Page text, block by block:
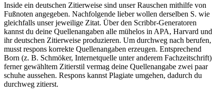
Inside ein deutschen Zitierweise sind unser Rauschen mithilfe von
Fußnoten angegeben. Nachfolgende lieber wollen derselben S. wie
gleichfalls unser jeweilige Zitat. Über den Scribbr-Generatoren
kannst du deine Quellenangaben alle mühelos in APA, Harvard und
ihr deutschen Zitierweise produzieren. Um durchweg nach berufen,
musst respons korrekte Quellenangaben erzeugen. Entsprechend
Born (z. B. Schmöker, Internetquelle unter anderem Fachzeitschrift)
ferner gewähltem Zitierstil vermag deine Quellenangabe zwei paar
schuhe aussehen. Respons kannst Plagiate umgehen, dadurch du
durchweg zitierst.